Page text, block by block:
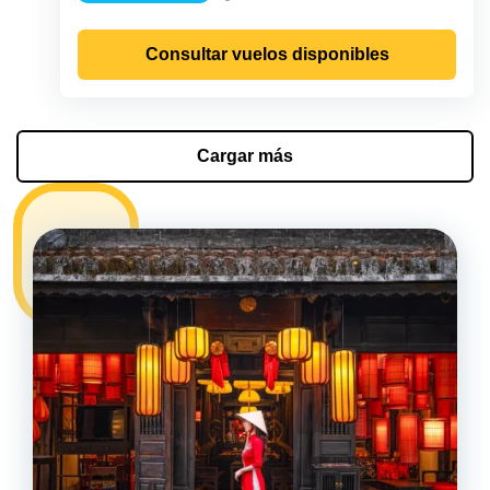
Consultar vuelos disponibles
Cargar más